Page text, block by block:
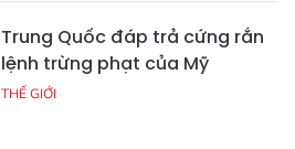
Trung Quốc đáp trả cứng rắn
lệnh trừng phạt của Mỹ
THẾ GIỚI